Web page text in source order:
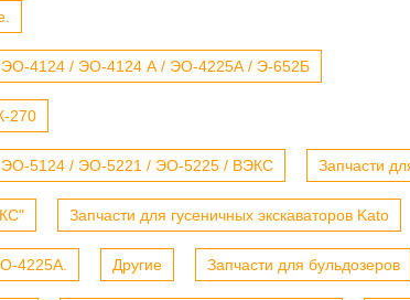
ЭО-4124 / ЭО-4124 А / ЭО-4225А / Э-652Б
270
ЭО-5124 / ЭО-5221 / ЭО-5225 / ВЭКС Запчасти
Запчасти для гусеничных экскаваторов Kato
4225А. Другие Запчасти для бульдозеров